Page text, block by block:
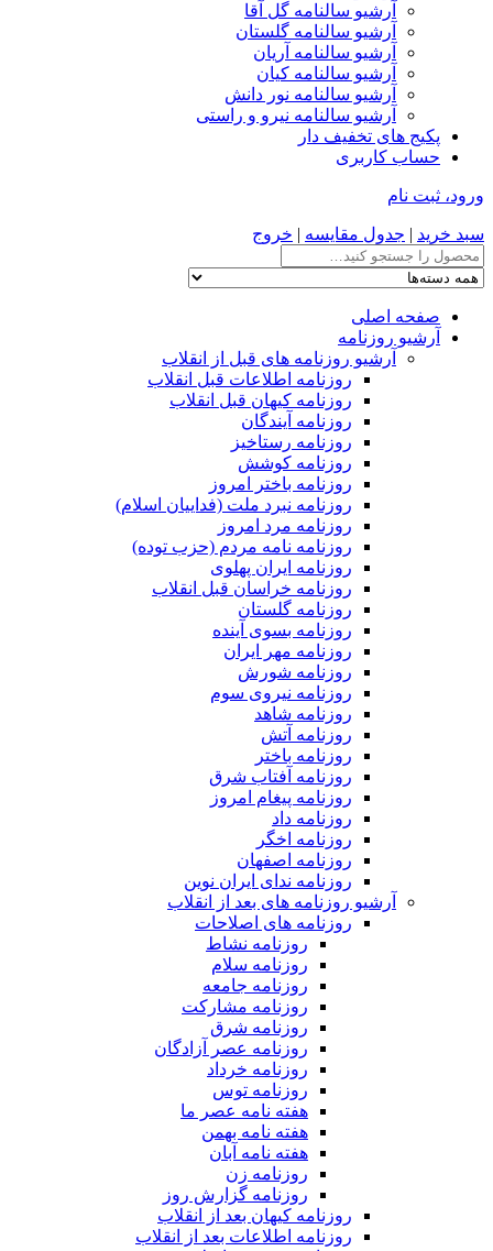
آرشیو سالنامه گل آقا
آرشیو سالنامه گلستان
آرشیو سالنامه آریان
آرشیو سالنامه کیان
آرشیو سالنامه نور دانش
آرشیو سالنامه نیرو و راستی
پکیج های تخفیف دار
حساب کاربری
ورود، ثبت نام
سبد خرید | جدول مقایسه | خروج
صفحه اصلی
آرشیو روزنامه
آرشیو روزنامه های قبل از انقلاب
روزنامه اطلاعات قبل انقلاب
روزنامه کیهان قبل انقلاب
روزنامه آیندگان
روزنامه رستاخیز
روزنامه کوشش
روزنامه باختر امروز
روزنامه نبرد ملت (فداییان اسلام)
روزنامه مرد امروز
روزنامه نامه مردم (حزب توده)
روزنامه ایران پهلوی
روزنامه خراسان قبل انقلاب
روزنامه گلستان
روزنامه بسوی آینده
روزنامه مهر ایران
روزنامه شورش
روزنامه نیروی سوم
روزنامه شاهد
روزنامه آتش
روزنامه باختر
روزنامه آفتاب شرق
روزنامه پیغام امروز
روزنامه داد
روزنامه اخگر
روزنامه اصفهان
روزنامه ندای ایران نوین
آرشیو روزنامه های بعد از انقلاب
روزنامه های اصلاحات
روزنامه نشاط
روزنامه سلام
روزنامه جامعه
روزنامه مشارکت
روزنامه شرق
روزنامه عصر آزادگان
روزنامه خرداد
روزنامه توس
هفته نامه عصر ما
هفته نامه بهمن
هفته نامه آبان
روزنامه زن
روزنامه گزارش روز
روزنامه کیهان بعد از انقلاب
روزنامه اطلاعات بعد از انقلاب